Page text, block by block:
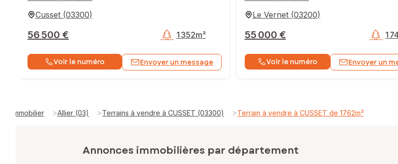
Cusset (03300)
56 500 € 1 352m²
Voir le numéro Envoyer un message
Le Vernet(03200)
55 000 € 1
Voir le numéro Envoyer un
Immobilier >Allier (03) >Terrains à vendre à CUSSET (03300) >Terrain à vendre à CUSSET de 1762m²
Annonces immobilières par département